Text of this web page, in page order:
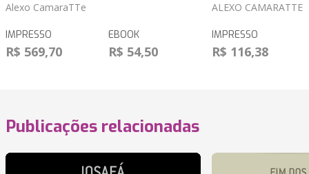
Alexo CamaraTTe
IMPRESSO
R$ 569,70
EBOOK
R$ 54,50
ALEXO CAMARATTE
IMPRESSO
R$ 116,38
Publicações relacionadas